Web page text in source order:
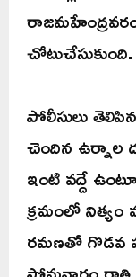
చోటుచేసుకుంది.
పోలీసులు
చెందిన ఉర్నాల
ఇంటి వద్దే
క్రమంలో నిత్యం
రమణతో గొడవ